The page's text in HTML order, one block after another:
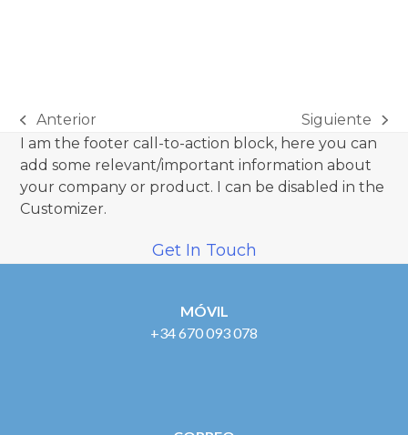
previous
post:
Anterior
next
post:
Siguiente
I am the footer call-to-action block, here you can
add some relevant/important information about
your company or product. I can be disabled in the
Customizer.
Get In Touch
MÓVIL
+34 670 093 078